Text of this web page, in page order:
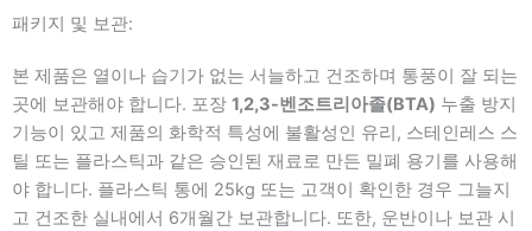
패키지 및 보관:
본 제품은 열이나 습기가 없는 서늘하고 건조하며 통풍이 잘 되는
곳에 보관해야 합니다. 포장 1,2,3-벤조트리아졸(BTA) 누출 방지
기능이 있고 제품의 화학적 특성에 불활성인 유리, 스테인레스 스
틸 또는 플라스틱과 같은 승인된 재료로 만든 밀폐 용기를 사용해
야 합니다. 플라스틱 통에 25kg 또는 고객이 확인한 경우 그늘지
고 건조한 실내에서 6개월간 보관합니다. 또한, 운반이나 보관 시